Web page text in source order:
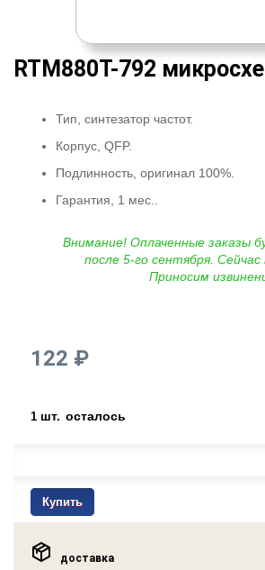
RTM880T-792
Тип, синтезатор частот.
Корпус, QFP.
Подлинность, оригинал 100%.
Гарантия, 1 мес..
Внимание! Оплаченные заказы
после 5-го сентября. Сейчас
Приносим
122 ₽
1 шт. осталось
Купить
доставка